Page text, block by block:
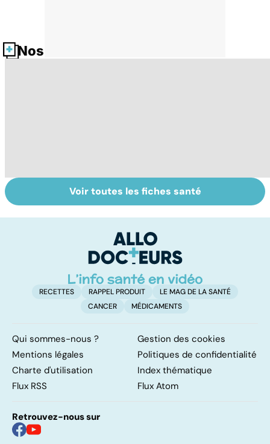
Nos fiches santé
Tout savoir sur
les infections
Inflammation des
amygdales : que
d'angine ?
Voir toutes les fiches santé
RECETTES RAPPEL PRODUIT
LE MAG DE LA SANTÉ
CANCER
MÉDICAMENTS
Qui sommes-nous ?
Gestion des cookies
Mentions légales
Politiques de confidentialité
Charte d'utilisation
Index thématique
Flux RSS
Flux Atom
Retrouvez-nous sur